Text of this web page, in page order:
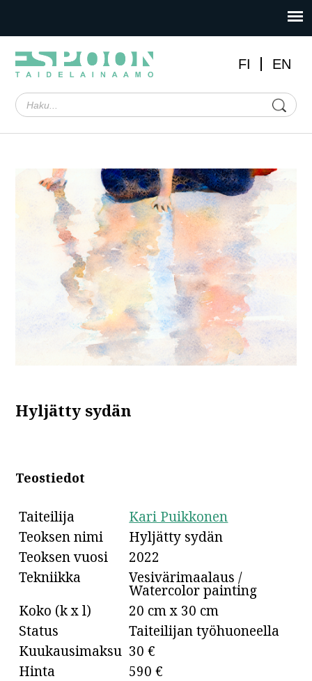
FI EN
Hyljätty sydän
Teostiedot
Taiteilija
Kari Puikkonen
Teoksen nimi
Hyljätty sydän
Teoksen vuosi
2022
Tekniikka
Vesivärimaalaus /
Watercolor painting
Koko (k x l)
20 cm x 30 cm
Status
Taiteilijan työhuoneella
Kuukausimaksu 30 €
Hinta
590 €